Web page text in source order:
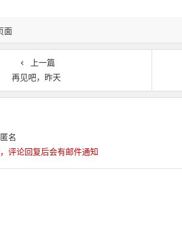
面
上一篇
再见吧，昨天
名
评论回复后会有邮件通知